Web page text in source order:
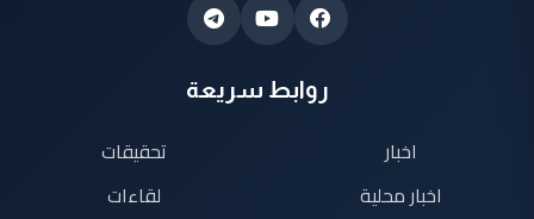
روابط سريعة
اخبار
اخبار محلية
تحقيقات
لقاءات